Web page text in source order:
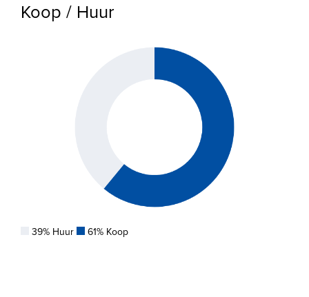
Koop / Huur
39% Huur 61% Koop